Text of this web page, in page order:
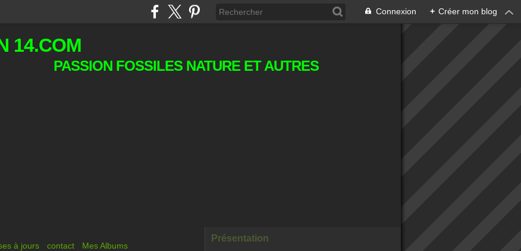
Connexion + Créer mon blog
14.COM
PASSION FOSSILES NATURE ET AUTRES
à jours contact Mes Albums
Présentation